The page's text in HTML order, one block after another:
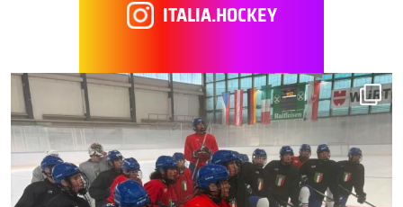
ITALIA.HOCKEY